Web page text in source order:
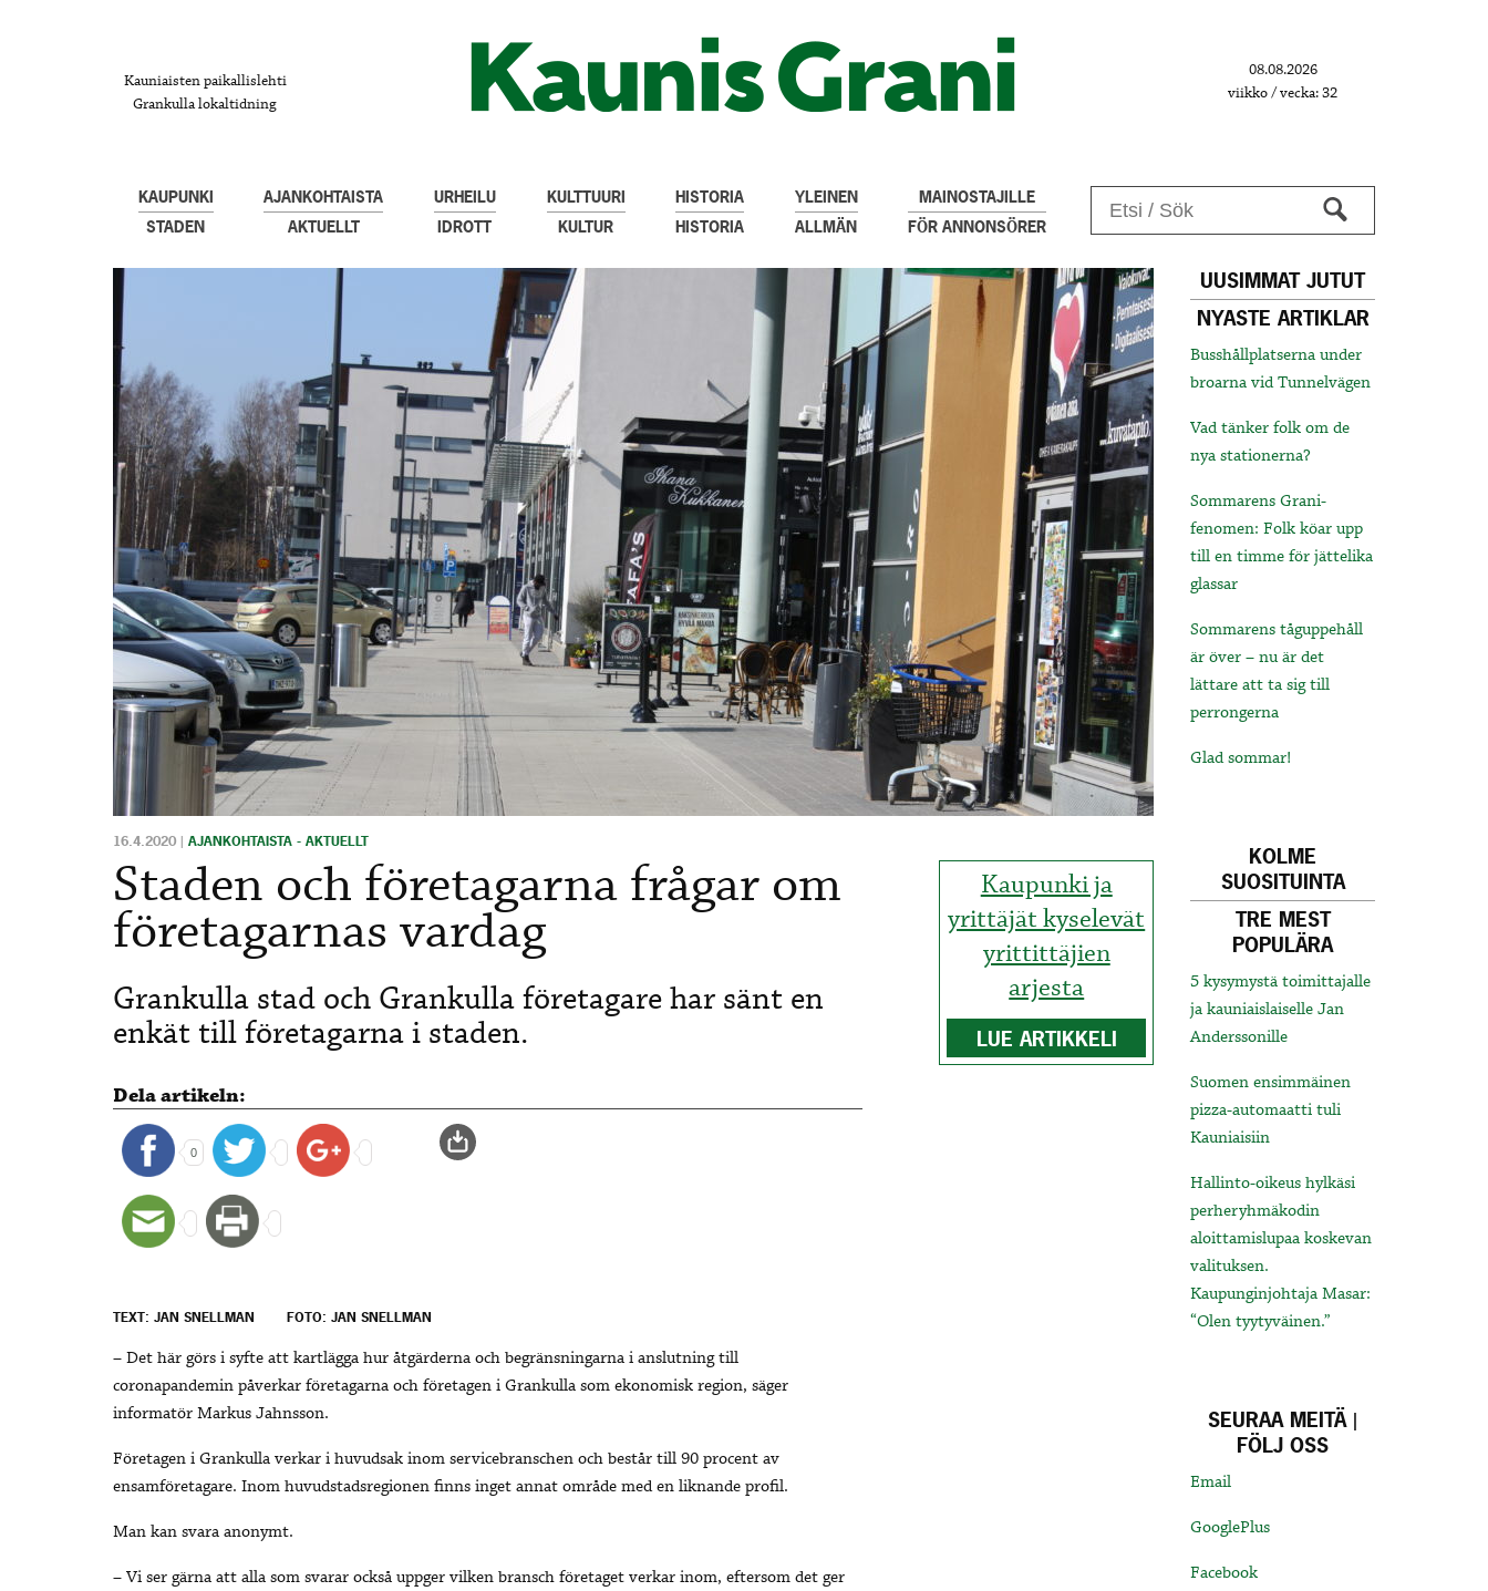
Kauniaisten paikallislehti
Grankulla lokaltidning
08.08.2026
viikko / vecka: 32
KAUPUNKI
STADEN
AJANKOHTAISTA
AKTUELLT
URHEILU
IDROTT
KULTTUURI
KULTUR
HISTORIA
HISTORIA
YLEINEN
ALLMÄN
MAINOSTAJILLE
FÖR ANNONSÖRER
Kaupunki ja
yrittäjät kyselevät
yrittittäjien
arjesta​
LUE ARTIKKELI
16.4.2020 | AJANKOHTAISTA - AKTUELLT
Staden och företagarna frågar om
företagarnas vardag
Grankulla stad och Grankulla företagare har sänt en
enkät till företagarna i staden.
Dela artikeln:
0
TEXT: JAN SNELLMAN FOTO: JAN SNELLMAN
– Det här görs i syfte att kartlägga hur åtgärderna och begränsningarna i anslutning till
coronapandemin påverkar företagarna och företagen i Grankulla som ekonomisk region, säger
informatör Markus Jahnsson.
Företagen i Grankulla verkar i huvudsak inom servicebranschen och består till 90 procent av
ensamföretagare. Inom huvudstadsregionen finns inget annat område med en liknande profil.
Man kan svara anonymt.
– Vi ser gärna att alla som svarar också uppger vilken bransch företaget verkar inom, eftersom det ger
UUSIMMAT JUTUT
NYASTE ARTIKLAR
Busshållplatserna under
broarna vid Tunnelvägen
Vad tänker folk om de
nya stationerna?
Sommarens Grani-
fenomen: Folk köar upp
till en timme för jättelika
glassar
Sommarens tåguppehåll
är över – nu är det
lättare att ta sig till
perrongerna
Glad sommar!
KOLME
SUOSITUINTA
TRE MEST
POPULÄRA
5 kysymystä toimittajalle
ja kauniaislaiselle Jan
Anderssonille
Suomen ensimmäinen
pizza-automaatti tuli
Kauniaisiin
Hallinto-oikeus hylkäsi
perheryhmäkodin
aloittamislupaa koskevan
valituksen.
Kaupunginjohtaja Masar:
“Olen tyytyväinen.”
SEURAA MEITÄ |
FÖLJ OSS
Email
GooglePlus
Facebook